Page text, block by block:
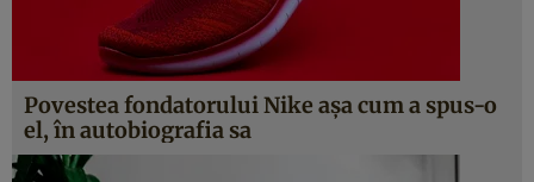
Povestea fondatorului Nike așa cum a spus-o
el, în autobiografia sa